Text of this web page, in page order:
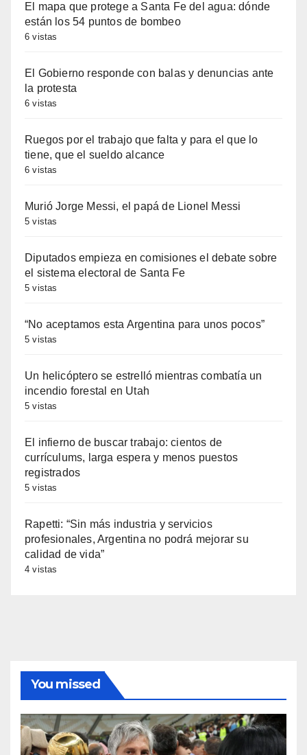
El mapa que protege a Santa Fe del agua: dónde
están los 54 puntos de bombeo
6 vistas
El Gobierno responde con balas y denuncias ante
la protesta
6 vistas
Ruegos por el trabajo que falta y para el que lo
tiene, que el sueldo alcance
6 vistas
Murió Jorge Messi, el papá de Lionel Messi
5 vistas
Diputados empieza en comisiones el debate sobre
el sistema electoral de Santa Fe
5 vistas
“No aceptamos esta Argentina para unos pocos”
5 vistas
Un helicóptero se estrelló mientras combatía un
incendio forestal en Utah
5 vistas
El infierno de buscar trabajo: cientos de
currículums, larga espera y menos puestos
registrados
5 vistas
Rapetti: “Sin más industria y servicios
profesionales, Argentina no podrá mejorar su
calidad de vida”
4 vistas
You missed